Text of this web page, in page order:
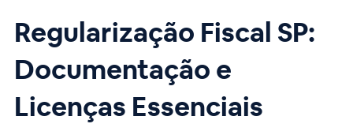
Regularização Fiscal SP:
Documentação e
Licenças Essenciais